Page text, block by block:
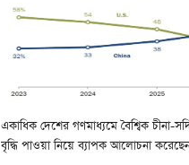
একাধিক দেশের গণমাধ্যমে বৈশ্বিক চীনা-
বৃদ্ধি পাওয়া নিয়ে ব্যাপক আলোচনা